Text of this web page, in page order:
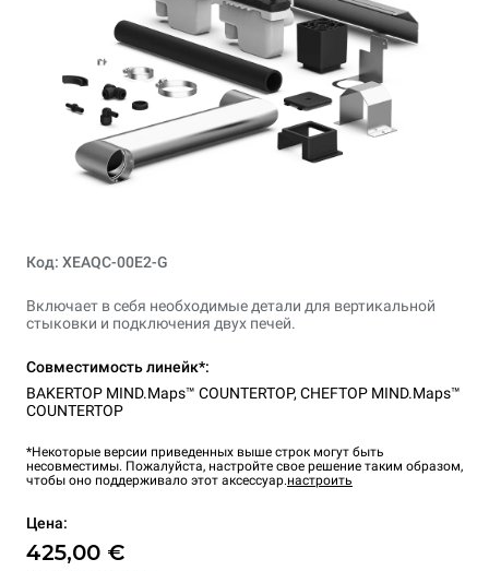
Код: XEAQC-00E2-G
Включает в себя необходимые детали для вертикальной
стыковки и подключения двух печей.
Совместимость линейк*:
BAKERTOP MIND.Maps™ COUNTERTOP, CHEFTOP MIND.Maps™
COUNTERTOP
*Некоторые версии приведенных выше строк могут быть
несовместимы. Пожалуйста, настройте свое решение таким образом,
чтобы оно поддерживало этот аксессуар.настроить
Цена:
425,00 €